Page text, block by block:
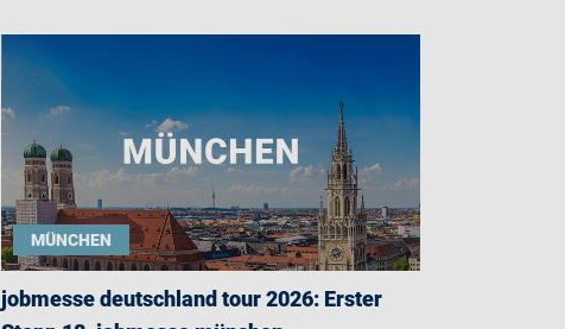
MÜNCHEN
jobmesse deutschland tour 2026: Erster